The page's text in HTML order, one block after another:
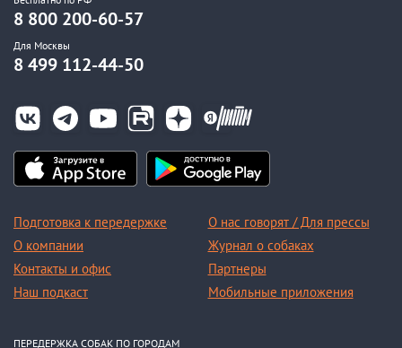
8 800 200-60-57
Для Москвы
8 499 112-44-50
Подготовка к передержке
О компании
Контакты и офис
Наш подкаст
О нас говорят / Для прессы
Журнал о собаках
Партнеры
Мобильные приложения
ПЕРЕДЕРЖКА СОБАК ПО ГОРОДАМ